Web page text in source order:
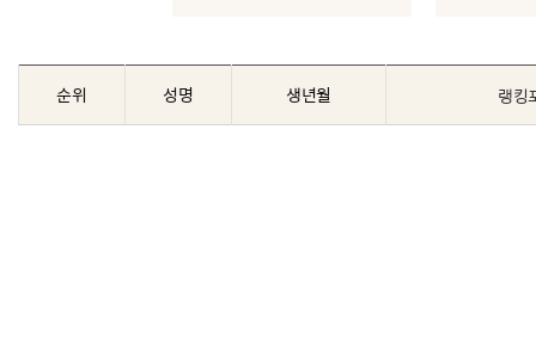
순위 성명 생년월 랭킹